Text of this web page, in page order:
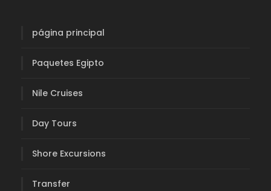
página principal
Paquetes Egipto
Nile Cruises
Day Tours
Shore Excursions
Transfer